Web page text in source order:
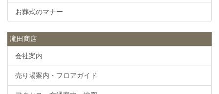
お葬式のマナー
滝田商店
会社案内
売り場案内・フロアガイド